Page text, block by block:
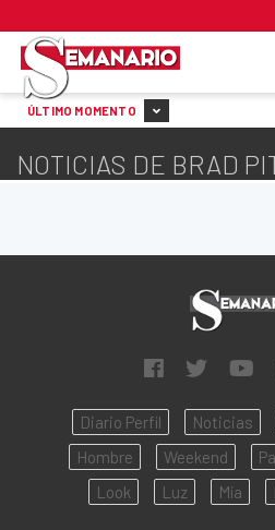
ÚLTIMO MOMENTO
NOTICIAS DE BRAD
Diario Perfil Noticias
Hombre
Weekend
Look
Luz Mía